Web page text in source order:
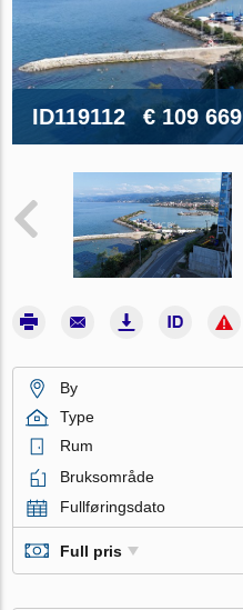
ID119112 € 109 669
By
Type
Rum
Bruksområde
Fullføringsdato
Full pris